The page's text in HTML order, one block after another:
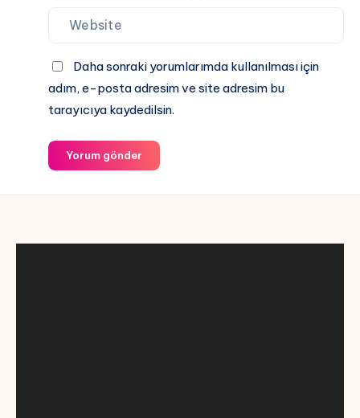
Daha sonraki yorumlarımda kullanılması için
adım, e-posta adresim ve site adresim bu
tarayıcıya kaydedilsin.
Yorum gönder